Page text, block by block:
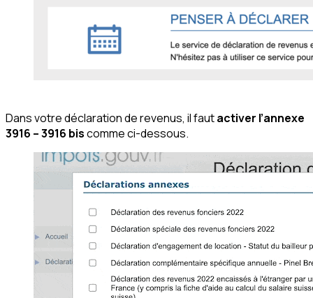
Dans votre déclaration de revenus, il fautactiver l’annexe
3916 – 3916 biscomme ci-dessous.